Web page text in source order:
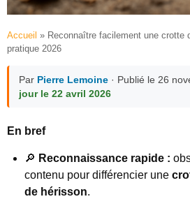
Accueil » Reconnaître facilement une crotte
pratique 2026
Par Pierre Lemoine · Publié le 26
jour le 22 avril 2026
En bref
🔎 Reconnaissance rapide :
contenu pour différencier une
de hérisson.